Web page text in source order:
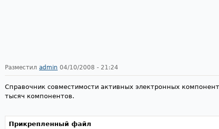
Разместил admin 04/10/2008 - 21:24
Справочник совместимости активных электронных
тысяч компонентов.
Прикрепленный файл